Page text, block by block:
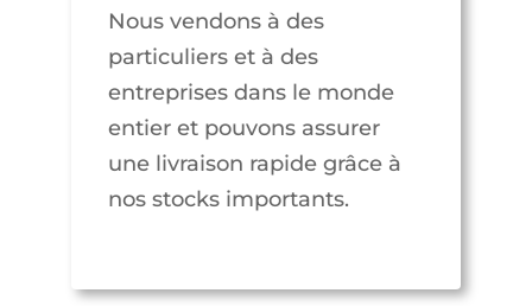
Nous vendons à des
particuliers et à des
entreprises dans le monde
entier et pouvons assurer
une livraison rapide grâce à
nos stocks importants.